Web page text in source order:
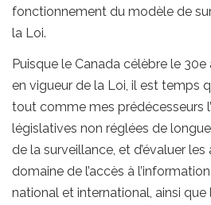
fonctionnement du modèle de
la Loi.
Puisque le Canada célèbre le 30e
en vigueur de la Loi, il est temps
tout comme mes prédécesseurs
législatives non réglées de
de la surveillance, et d’évaluer
domaine de l’accès à
national et international, ainsi que